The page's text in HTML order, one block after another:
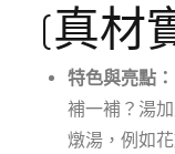
(真材
特色與亮點：
補一補？湯
燉湯，例如